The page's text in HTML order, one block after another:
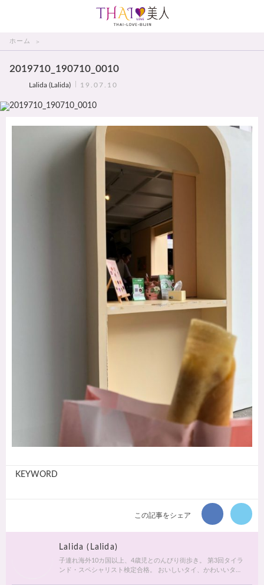
ホーム
2019710_190710_0010
Lalida (Lalida) 19.07.10
KEYWORD
この記事をシェア
Lalida (Lalida)
子連れ海外10カ国以上、4歳児とのんびり街歩き。 第3回タイラ
ンド・スペシャリスト検定合格。 おいしいタイ、かわいいタ